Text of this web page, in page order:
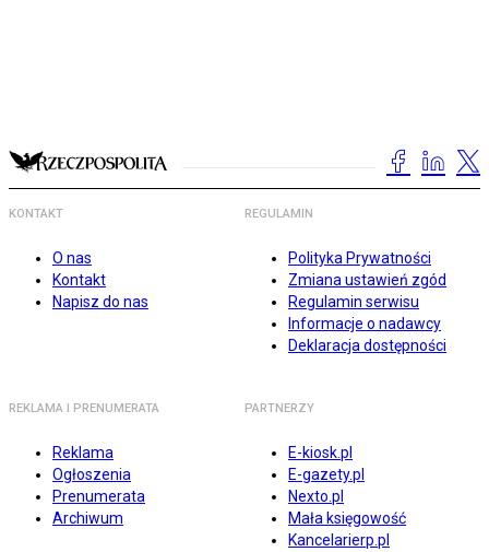
KONTAKT
O nas
Kontakt
Napisz do nas
REGULAMIN
Polityka Prywatności
Zmiana ustawień zgód
Regulamin serwisu
Informacje o nadawcy
Deklaracja dostępności
REKLAMA I PRENUMERATA
Reklama
Ogłoszenia
Prenumerata
Archiwum
PARTNERZY
E-kiosk.pl
E-gazety.pl
Nexto.pl
Mała księgowość
Kancelarierp.pl